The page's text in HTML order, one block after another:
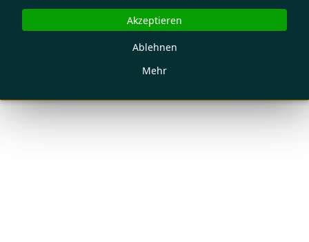
Mehr
Ablehnen
Akzeptieren